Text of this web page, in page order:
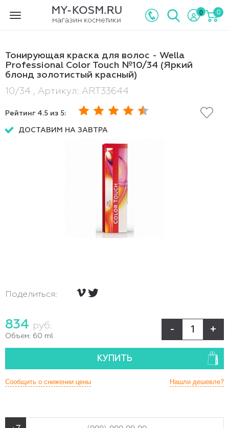
Toggle
0 0
Тонирующая краска для волос - Wella
Professional Color Touch №10/34 (Яркий
блонд золотистый красный)
10/34 , Артикул: ART33644
Рейтинг 4.5 из 5:
ДОСТАВИМ НА ЗАВТРА
Поделиться:
834 руб.
Объем: 60 ml
- +
КУПИТЬ
Нашли дешевле?
Сообщить о снижении цены